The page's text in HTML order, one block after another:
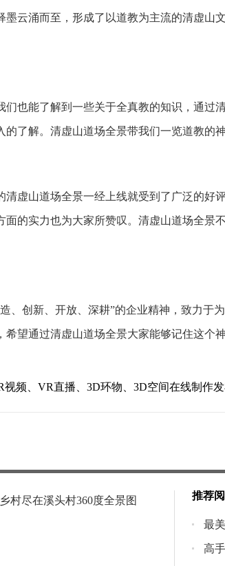
墨云涌而至，形成了以道教为主流的清虚山
能了解到一些关于全真教的知识，通过
的了解。清虚山道场全景带我们一览道教的
山道场全景一经上线就受到了广泛的好
面的实力也为大家所赞叹。清虚山道场全景
创新、开放、深耕”的企业精神，致力于
希望通过清虚山道场全景大家能够记住这个
频、VR直播、3D环物、3D空间在线制作
村尽在溪头村360度全景图 推荐
最
高